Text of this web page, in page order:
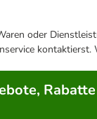
oder